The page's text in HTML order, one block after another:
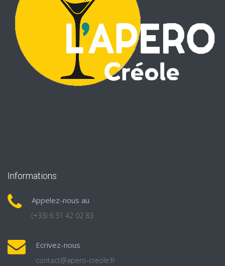
Informations
Appelez-nous au
(+33) 6 31 42 02 83
Ecrivez-nous
contact@apero-creole.fr